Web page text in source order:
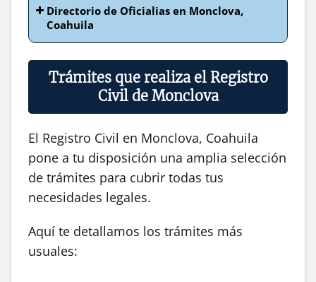
Directorio de Oficialias en Monclova,
Coahuila
Trámites que realiza el Registro
Civil de Monclova
El Registro Civil en Monclova, Coahuila
pone a tu disposición una amplia selección
de trámites para cubrir todas tus
necesidades legales.
Aquí te detallamos los trámites más
usuales: